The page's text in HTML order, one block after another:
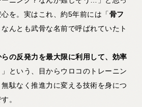
を。実はこれ、約5年前には「骨フ
なんとも武骨な名前で呼ばれていたト
らの反発力を最大限に利用して、効率
」という、目からウロコのトレーニン
駄なく推進力に変える技術を身につ
。